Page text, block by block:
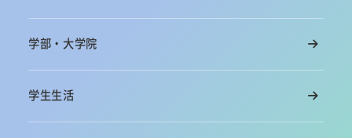
学部・大学院
学生生活